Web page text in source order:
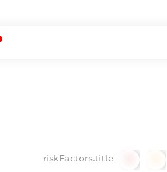
riskFactors.title